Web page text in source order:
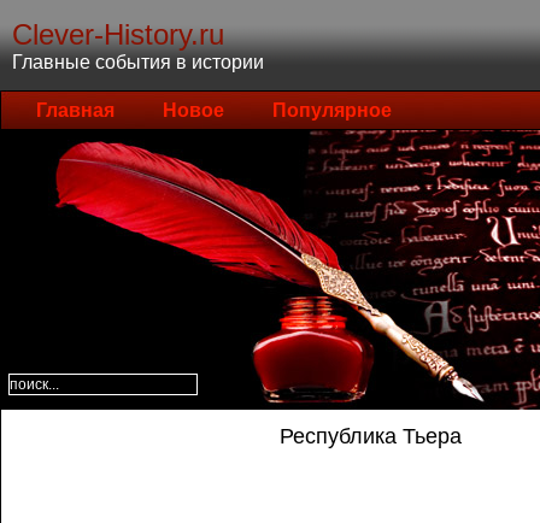
Clever-History.ru
Главные события в истории
Главная Новое Популярное
Республика Тьера